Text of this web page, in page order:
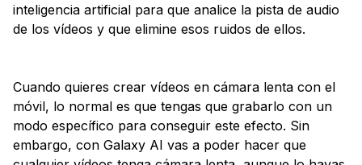
inteligencia artificial para que analice la pista de audio
de los vídeos y que elimine esos ruidos de ellos.
Cuando quieres crear vídeos en cámara lenta con el
móvil, lo normal es que tengas que grabarlo con un
modo específico para conseguir este efecto. Sin
embargo, con Galaxy AI vas a poder hacer que